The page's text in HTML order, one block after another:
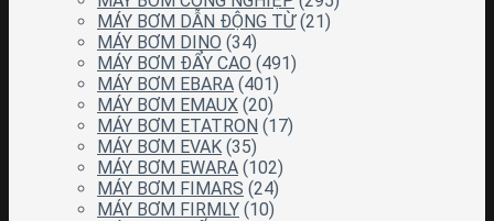
MÁY BƠM DẪN ĐỘNG TỪ (21)
MÁY BƠM DINO (34)
MÁY BƠM ĐẨY CAO (491)
MÁY BƠM EBARA (401)
MÁY BƠM EMAUX (20)
MÁY BƠM ETATRON (17)
MÁY BƠM EVAK (35)
MÁY BƠM EWARA (102)
MÁY BƠM FIMARS (24)
MÁY BƠM FIRMLY (10)